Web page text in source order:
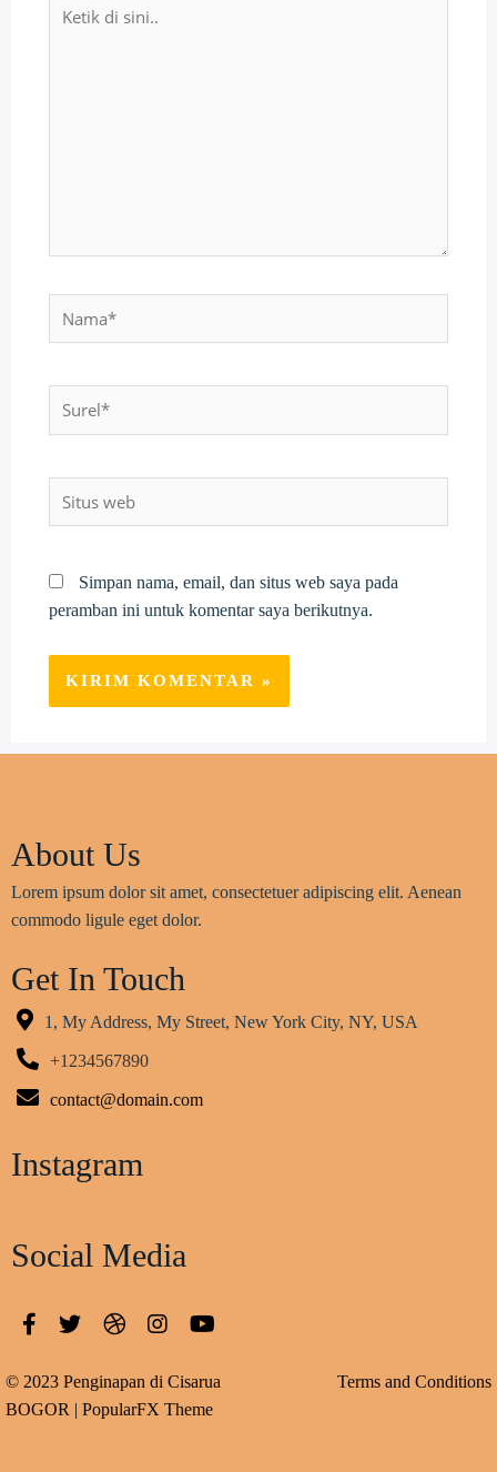
Simpan nama, email, dan situs web saya pada
peramban ini untuk komentar saya berikutnya.
About Us
Lorem ipsum dolor sit amet, consectetuer adipiscing elit. Aenean
commodo ligule eget dolor.
Get In Touch
1, My Address, My Street, New York City, NY, USA
+1234567890
contact@domain.com
Instagram
Social Media
© 2023 Penginapan di Cisarua
BOGOR | PopularFX Theme
Terms and Conditions